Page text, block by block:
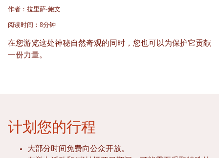
作者：拉里萨·鲍文
阅读时间：8分钟
在您游览这处神秘自然奇观的同时，您也可以为保护它贡献
一份力量。
计划您的行程
大部分时间免费向公众开放。